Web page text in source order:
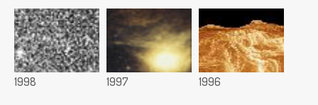
1998 1997 1996